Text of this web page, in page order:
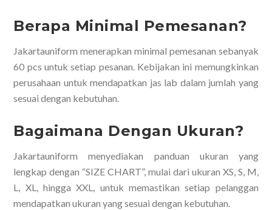
Berapa Minimal Pemesanan?
Jakartauniform menerapkan minimal pemesanan sebanyak
60 pcs untuk setiap pesanan. Kebijakan ini memungkinkan
perusahaan untuk mendapatkan jas lab dalam jumlah yang
sesuai dengan kebutuhan.
Bagaimana Dengan Ukuran?
Jakartauniform menyediakan panduan ukuran yang
lengkap dengan “SIZE CHART”, mulai dari ukuran XS, S, M,
L, XL, hingga XXL, untuk memastikan setiap pelanggan
mendapatkan ukuran yang sesuai dengan kebutuhan.